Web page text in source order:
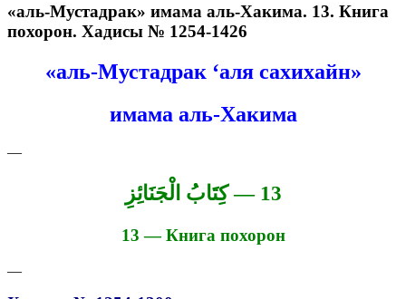
«аль-Мустадрак» имама аль-Хакима. 13. Книга
похорон. Хадисы № 1254-1426
«аль-Мустадрак ‘аля сахихайн»
имама аль-Хакима
—
13 — كِتَابُ الْجَنَائِزِ
13 — Книга похорон
—